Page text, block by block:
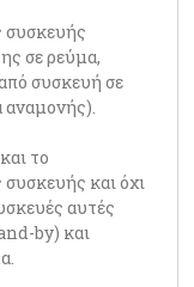
συσκευής
σε ρεύμα,
συσκευή σε
αναμονής).
το
και όχι
αυτές
by) και